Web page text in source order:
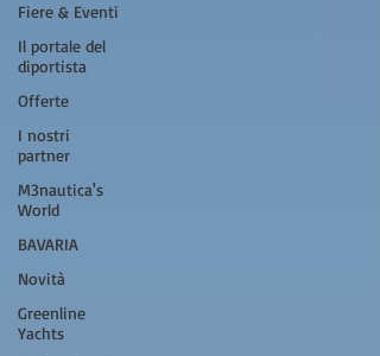
Fiere & Eventi
Il portale del
diportista
Offerte
I nostri
partner
M3nautica's
World
BAVARIA
Novità
Greenline
Yachts